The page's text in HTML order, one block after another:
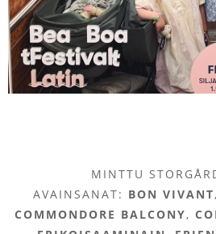
MINTTU
AVAINSANAT: BON VIVANT
COMMONDORE BALCONY,